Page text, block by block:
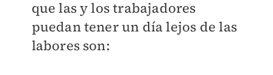
que las y los trabajadores
puedan tener un día lejos de las
labores son: